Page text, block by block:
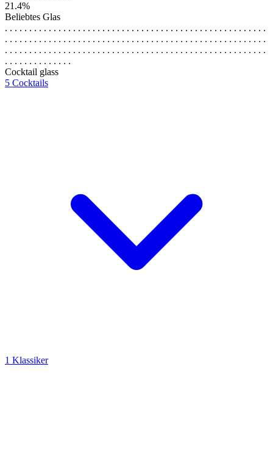
21.4%
Beliebtes Glas
. . . . . . . . . . . . . . . . . . . . . . . . . . . . . . . . . . . . . . . . . . . . . . . . . . . . . .
. . . . . . . . . . . . . . . . . . . . . . . . . . . . . . . . . . . . . . . . . . . . . . . . . . . . . .
. . . . . . . . . . . . . . . . . . . . . . . . . . . . . . . . . . . . . . . . . . . . . . . . . . . . . .
. . . . . . . . . . . . . .
Cocktail glass
5 Cocktails
1 Klassiker